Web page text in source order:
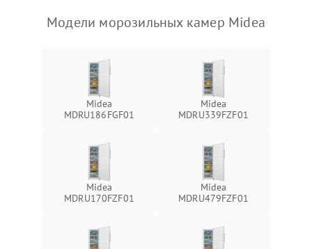
Модели морозильных камер Midea
Midea
MDRU186FGF01
Midea
MDRU339FZF01
Midea
MDRU170FZF01
Midea
MDRU479FZF01